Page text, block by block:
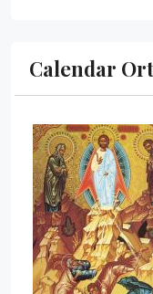
Calendar